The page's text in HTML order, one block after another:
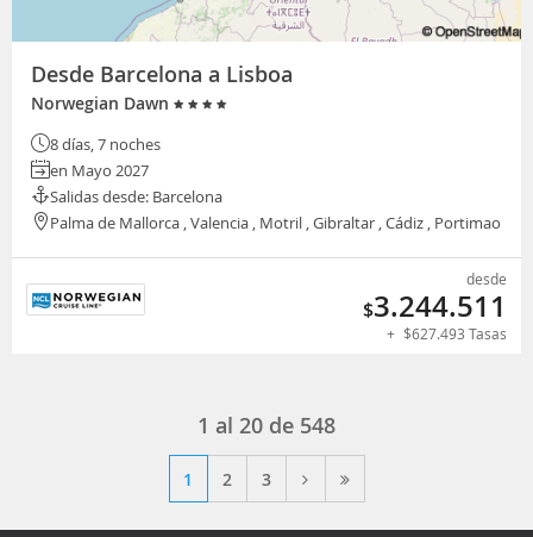
Desde Barcelona a Lisboa
Norwegian Dawn
8 días, 7 noches
en Mayo 2027
Salidas desde: Barcelona
Palma de Mallorca , Valencia , Motril , Gibraltar , Cádiz , Portimao
desde
$3.244.511
+ $627.493 Tasas
1 al 20 de 548
1 2 3